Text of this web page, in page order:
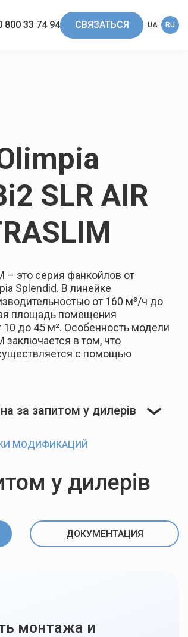
800 33 74 94 СВЯЗАТЬСЯ UA RU
SLR AIR
– это серия фанкойлов от
Splendid. В линейке
от 160 м³/ч до
площадь помещения
10 до 45 м². Особенность модели
заключается в том, что
с помощью
за запитом у дилерів
МОДИФИКАЦИЙ
у дилерів
ДОКУМЕНТАЦИЯ
монтажа и